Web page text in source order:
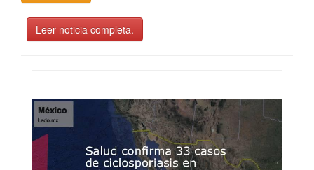
Leer noticia completa.